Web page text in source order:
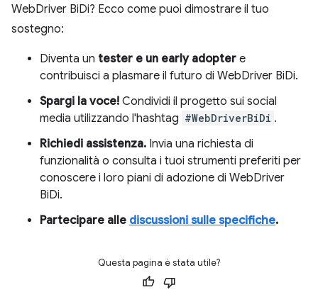
WebDriver BiDi? Ecco come puoi dimostrare il tuo
sostegno:
Diventa un tester e un early adopter e
contribuisci a plasmare il futuro di WebDriver BiDi.
Spargi la voce! Condividi il progetto sui social
media utilizzando l'hashtag #WebDriverBiDi .
Richiedi assistenza. Invia una richiesta di
funzionalità o consulta i tuoi strumenti preferiti per
conoscere i loro piani di adozione di WebDriver
BiDi.
Partecipare alle discussioni sulle specifiche.
Questa pagina è stata utile?